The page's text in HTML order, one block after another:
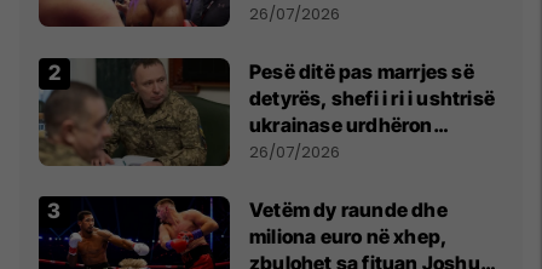
26/07/2026
Pesë ditë pas marrjes së
detyrës, shefi i ri i ushtrisë
ukrainase urdhëron
kontroll të madh
26/07/2026
Vetëm dy raunde dhe
miliona euro në xhep,
zbulohet sa fituan Joshua